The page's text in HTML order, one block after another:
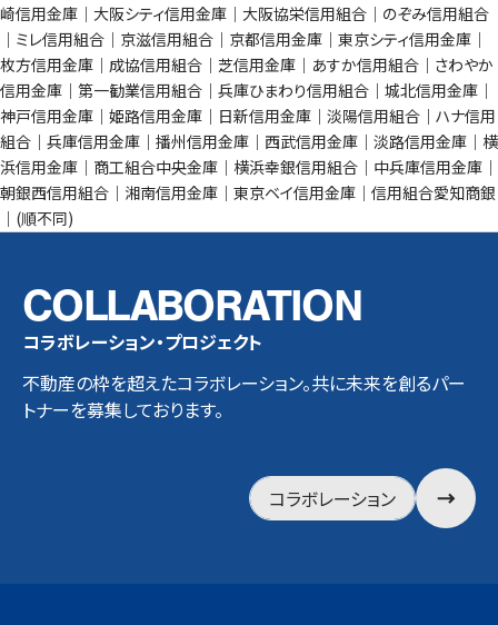
崎信用金庫｜大阪シティ信用金庫｜大阪協栄信用組合｜のぞみ信用組合
｜ミレ信用組合｜京滋信用組合｜京都信用金庫｜東京シティ信用金庫｜
枚方信用金庫｜成協信用組合｜芝信用金庫｜あすか信用組合｜さわやか
信用金庫｜第一勧業信用組合｜兵庫ひまわり信用組合｜城北信用金庫｜
神戸信用金庫｜姫路信用金庫｜日新信用金庫｜淡陽信用組合｜ハナ信用
組合｜兵庫信用金庫｜播州信用金庫｜西武信用金庫｜淡路信用金庫｜横
浜信用金庫｜商工組合中央金庫｜横浜幸銀信用組合｜中兵庫信用金庫｜
朝銀西信用組合｜湘南信用金庫｜東京ベイ信用金庫｜信用組合愛知商銀
｜(順不同)
COLLABORATION
コラボレーション・プロジェクト
不動産の枠を超えたコラボレーション。共に未来を創るパー
トナーを募集しております。
コラボレーション